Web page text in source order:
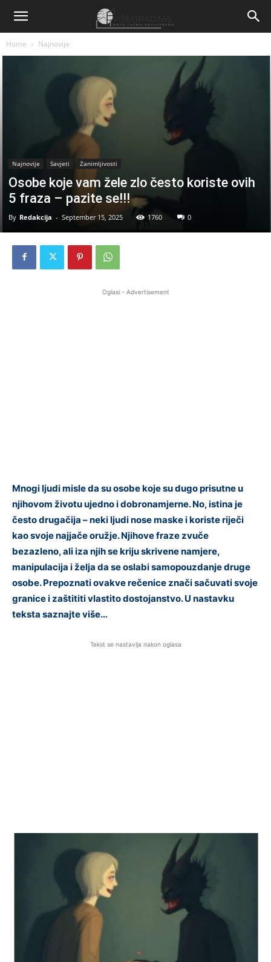
Home Najnovije
Najnovije Savjeti Zanimljivosti
Osobe koje vam žele zlo često koriste ovih
5 fraza – pazite se!!!
By Redakcija - September 15, 2025 1760 0
Oglasi - Advertisement
Mnogi ljudi misle da su osobe koje su dugo prisutne u
njihovom životu ujedno i dobronamjerne. No, istina je
često drugačija – neki ljudi nose maske i koriste riječi
kao svoje najjače oružje. Njihove fraze zvuče
bezazleno, ali iza njih se kriju skrivene namjere,
manipulacija i želja da se oslabi samopouzdanje druge
osobe. Prepoznati ovakve rečenice znači sačuvati svoje
granice i zaštititi vlastito dostojanstvo. U nastavku
teksta saznajte više…
Tekst se nastavlja nakon oglasa